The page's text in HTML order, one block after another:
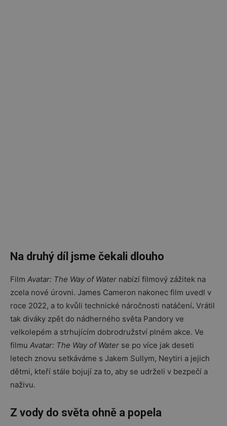
Na druhý díl jsme čekali dlouho
Film Avatar: The Way of Water nabízí filmový zážitek na
zcela nové úrovni. James Cameron nakonec film uvedl v
roce 2022, a to kvůli technické náročnosti natáčení. Vrátil
tak diváky zpět do nádherného světa Pandory ve
velkolepém a strhujícím dobrodružství plném akce. Ve
filmu Avatar: The Way of Water se po více jak deseti
letech znovu setkáváme s Jakem Sullym, Neytiri a jejich
dětmi, kteří stále bojují za to, aby se udrželi v bezpečí a
naživu.
Z vody do světa ohně a popela